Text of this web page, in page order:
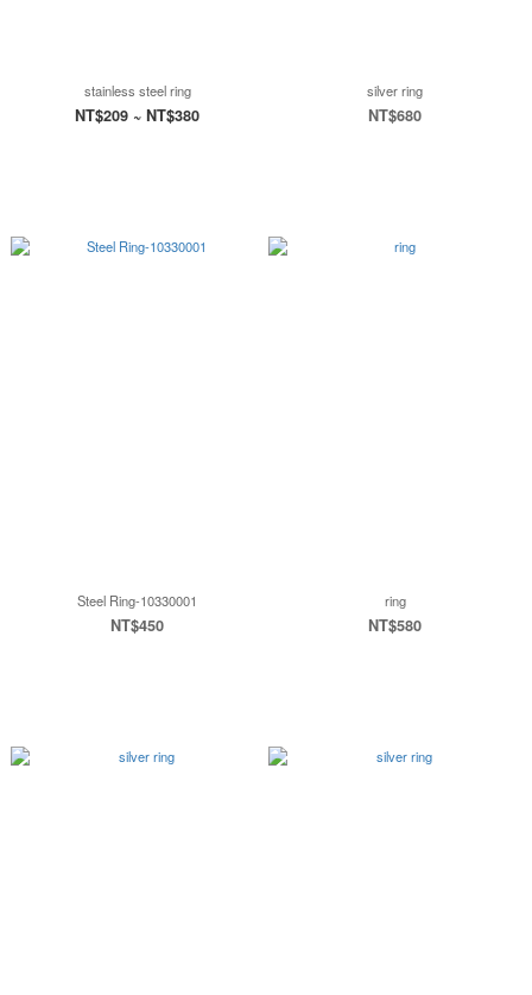
stainless steel ring
NT$209 ~ NT$380
silver ring
NT$680
Steel Ring-10330001
NT$450
ring
NT$580